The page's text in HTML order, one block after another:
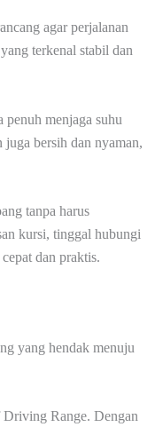
agar perjalanan
terkenal stabil dan
menjaga suhu
juga bersih dan nyaman,
tanpa harus
kursi, tinggal hubungi
dan praktis.
yang hendak menuju
Range. Dengan